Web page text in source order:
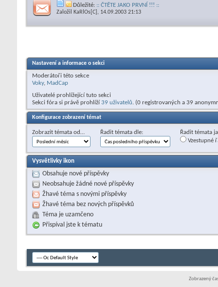
Důležité: :: ČTĚTE JAKO PRVNÍ !!! ::
Založil KaRlOs[C] , 14.09.2003 21:13
Nastavení a informace o sekci
Moderátoři této sekce
Voky, MadCap
Uživatelé prohlížející tuto sekci
Sekci fóra si právě prohlíží 39 uživatelů. (0 registrovaných a 39
Konfigurace zobrazení témat
Zobrazit témata od… Řadit témata dle:
Řadit témata
Vzestupné
Vysvětlivky ikon
Obsahuje nové příspěvky
Neobsahuje žádné nové příspěvky
Žhavé téma s novými příspěvky
Žhavé téma bez nových příspěvků
Téma je uzamčeno
Přispíval jste k tématu
Zobrazený